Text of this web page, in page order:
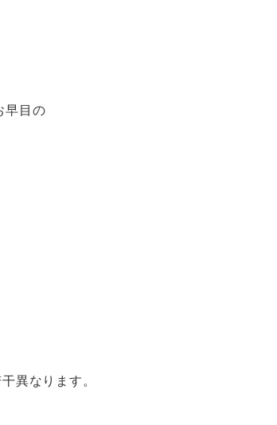
早目の
異なります。